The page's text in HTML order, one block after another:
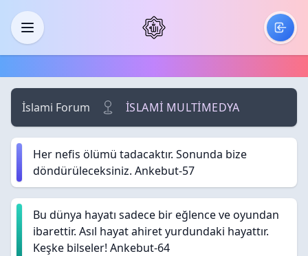
Skip to main content
Menü
İslami Forum İSLAMİ MULTİMEDYA
Her nefis ölümü tadacaktır. Sonunda bize
döndürüleceksiniz. Ankebut-57
Bu dünya hayatı sadece bir eğlence ve oyundan
ibarettir. Asıl hayat ahiret yurdundaki hayattır.
Keşke bilseler! Ankebut-64